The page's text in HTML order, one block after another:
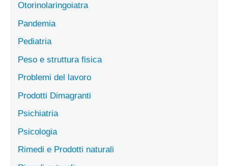
Otorinolaringoiatra
Pandemia
Pediatria
Peso e struttura fisica
Problemi del lavoro
Prodotti Dimagranti
Psichiatria
Psicologia
Rimedi e Prodotti naturali